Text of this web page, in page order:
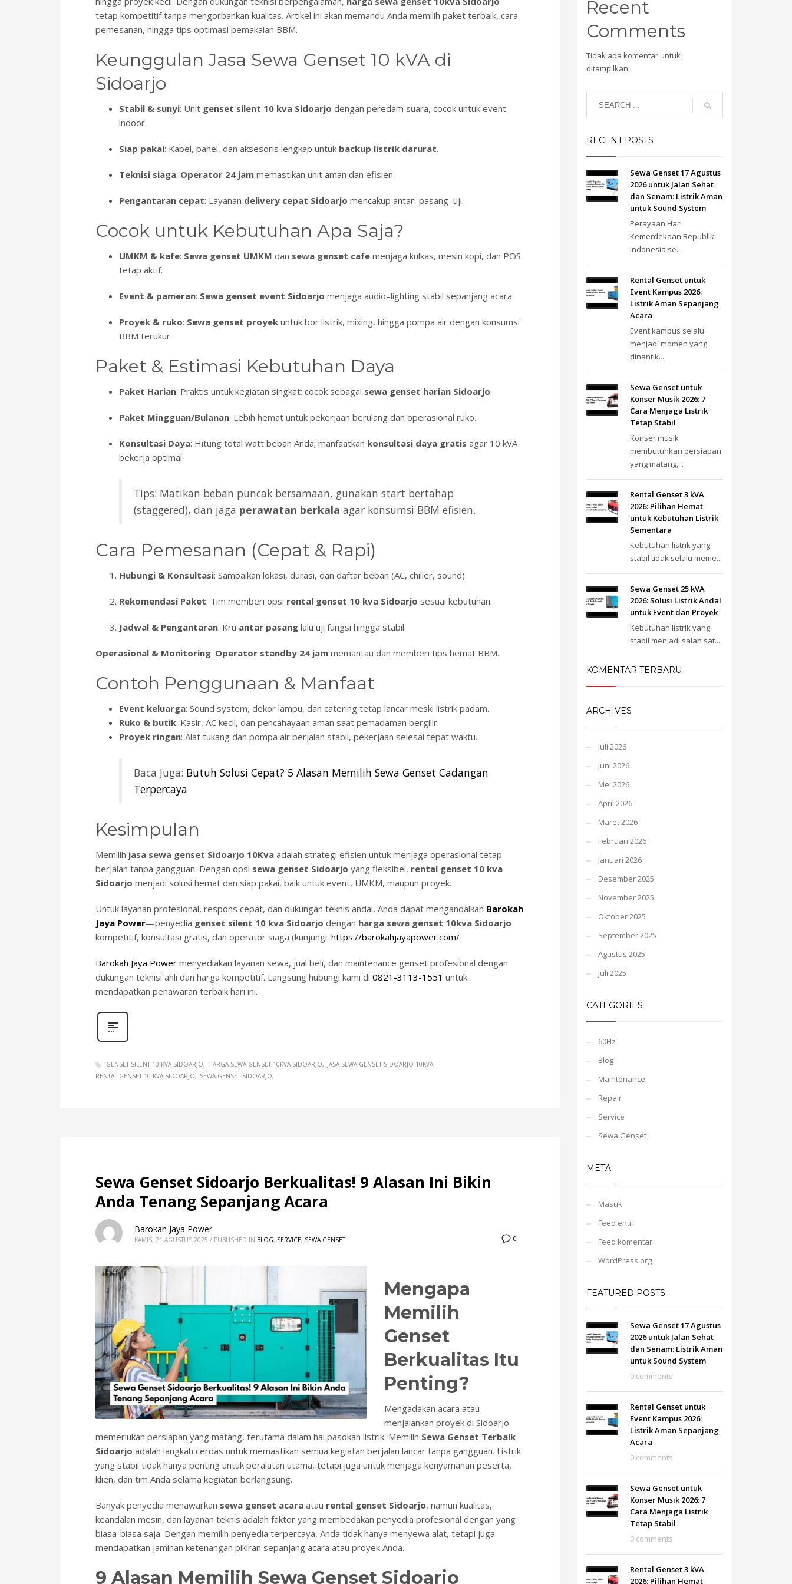
tetap kompetitif tanpa mengorbankan kualitas. Artikel ini akan memandu Anda memilih paket terbaik, cara
pemesanan, hingga tips optimasi pemakaian BBM.
Keunggulan Jasa Sewa Genset 10 kVA di
Sidoarjo
Stabil & sunyi: Unit genset silent 10 kva Sidoarjo dengan peredam suara, cocok untuk event
indoor.
Siap pakai: Kabel, panel, dan aksesoris lengkap untuk backup listrik darurat.
Teknisi siaga: Operator 24 jam memastikan unit aman dan efisien.
Pengantaran cepat: Layanan delivery cepat Sidoarjo mencakup antar–pasang–uji.
Cocok untuk Kebutuhan Apa Saja?
UMKM & kafe: Sewa genset UMKM dan sewa genset cafe menjaga kulkas, mesin kopi, dan POS
tetap aktif.
Event & pameran: Sewa genset event Sidoarjo menjaga audio–lighting stabil sepanjang acara.
Proyek & ruko: Sewa genset proyek untuk bor listrik, mixing, hingga pompa air dengan konsumsi
BBM terukur.
Paket & Estimasi Kebutuhan Daya
Paket Harian: Praktis untuk kegiatan singkat; cocok sebagai sewa genset harian Sidoarjo.
Paket Mingguan/Bulanan: Lebih hemat untuk pekerjaan berulang dan operasional ruko.
Konsultasi Daya: Hitung total watt beban Anda; manfaatkan konsultasi daya gratis agar 10 kVA
bekerja optimal.
Tips: Matikan beban puncak bersamaan, gunakan start bertahap
(staggered), dan jaga perawatan berkala agar konsumsi BBM efisien.
Cara Pemesanan (Cepat & Rapi)
Hubungi & Konsultasi: Sampaikan lokasi, durasi, dan daftar beban (AC, chiller, sound).
Rekomendasi Paket: Tim memberi opsi rental genset 10 kva Sidoarjo sesuai kebutuhan.
Jadwal & Pengantaran: Kru antar pasang lalu uji fungsi hingga stabil.
Operasional & Monitoring: Operator standby 24 jam memantau dan memberi tips hemat BBM.
Contoh Penggunaan & Manfaat
Event keluarga: Sound system, dekor lampu, dan catering tetap lancar meski listrik padam.
Ruko & butik: Kasir, AC kecil, dan pencahayaan aman saat pemadaman bergilir.
Proyek ringan: Alat tukang dan pompa air berjalan stabil, pekerjaan selesai tepat waktu.
Baca Juga: Butuh Solusi Cepat? 5 Alasan Memilih Sewa Genset Cadangan
Terpercaya
Kesimpulan
Memilih jasa sewa genset Sidoarjo 10Kva adalah strategi efisien untuk menjaga operasional tetap
berjalan tanpa gangguan. Dengan opsi sewa genset Sidoarjo yang fleksibel, rental genset 10 kva
Sidoarjo menjadi solusi hemat dan siap pakai, baik untuk event, UMKM, maupun proyek.
Untuk layanan profesional, respons cepat, dan dukungan teknis andal, Anda dapat mengandalkan Barokah
Jaya Power—penyedia genset silent 10 kva Sidoarjo dengan harga sewa genset 10kva Sidoarjo
kompetitif, konsultasi gratis, dan operator siaga (kunjungi: https://barokahjayapower.com/
Barokah Jaya Power menyediakan layanan sewa, jual beli, dan maintenance genset profesional dengan
dukungan teknisi ahli dan harga kompetitif. Langsung hubungi kami di 0821-3113-1551 untuk
mendapatkan penawaran terbaik hari ini.
GENSET SILENT 10 KVA SIDOARJO HARGA SEWA GENSET 10KVA SIDOARJO
JASA SEWA GENSET SIDOARJO 10KVA
RENTAL GENSET 10 KVA SIDOARJO
SEWA GENSET SIDOARJO
Sewa Genset Sidoarjo Berkualitas! 9 Alasan Ini Bikin
Anda Tenang Sepanjang Acara
0
Barokah Jaya Power
KAMIS, 21 AGUSTUS 2025 / PUBLISHED IN BLOG, SERVICE, SEWA GENSET
Mengapa
Memilih
Genset
Berkualitas Itu
Penting?
Mengadakan acara atau
menjalankan proyek di Sidoarjo
memerlukan persiapan yang matang, terutama dalam hal pasokan listrik. Memilih Sewa Genset Terbaik
Sidoarjo adalah langkah cerdas untuk memastikan semua kegiatan berjalan lancar tanpa gangguan. Listrik
yang stabil tidak hanya penting untuk peralatan utama, tetapi juga untuk menjaga kenyamanan peserta,
klien, dan tim Anda selama kegiatan berlangsung.
Banyak penyedia menawarkan sewa genset acara atau rental genset Sidoarjo, namun kualitas,
keandalan mesin, dan layanan teknis adalah faktor yang membedakan penyedia profesional dengan yang
biasa-biasa saja. Dengan memilih penyedia terpercaya, Anda tidak hanya menyewa alat, tetapi juga
mendapatkan jaminan ketenangan pikiran sepanjang acara atau proyek Anda.
9 Alasan Memilih Sewa Genset Sidoarjo
Recent
Comments
Tidak ada komentar untuk
ditampilkan.
RECENT POSTS
Sewa Genset 17 Agustus
2026 untuk Jalan Sehat
dan Senam: Listrik Aman
untuk Sound System
Perayaan Hari
Kemerdekaan Republik
Indonesia se...
Rental Genset untuk
Event Kampus 2026:
Listrik Aman Sepanjang
Acara
Event kampus selalu
menjadi momen yang
dinantik...
Sewa Genset untuk
Konser Musik 2026: 7
Cara Menjaga Listrik
Tetap Stabil
Konser musik
membutuhkan persiapan
yang matang,...
Rental Genset 3 kVA
2026: Pilihan Hemat
untuk Kebutuhan Listrik
Sementara
Kebutuhan listrik yang
stabil tidak selalu meme...
Sewa Genset 25 kVA
2026: Solusi Listrik Andal
untuk Event dan Proyek
Kebutuhan listrik yang
stabil menjadi salah sat...
KOMENTAR TERBARU
ARCHIVES
Juli 2026
Juni 2026
Mei 2026
April 2026
Maret 2026
Februari 2026
Januari 2026
Desember 2025
November 2025
Oktober 2025
September 2025
Agustus 2025
Juli 2025
CATEGORIES
60Hz
Blog
Maintenance
Repair
Service
Sewa Genset
META
Masuk
Feed entri
Feed komentar
WordPress.org
FEATURED POSTS
Sewa Genset 17 Agustus
2026 untuk Jalan Sehat
dan Senam: Listrik Aman
untuk Sound System
0 comments
Rental Genset untuk
Event Kampus 2026:
Listrik Aman Sepanjang
Acara
0 comments
Sewa Genset untuk
Konser Musik 2026: 7
Cara Menjaga Listrik
Tetap Stabil
0 comments
Rental Genset 3 kVA
2026: Pilihan Hemat